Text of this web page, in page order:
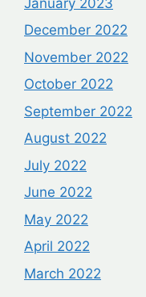
December 2022
November 2022
October 2022
September 2022
August 2022
July 2022
June 2022
May 2022
April 2022
March 2022